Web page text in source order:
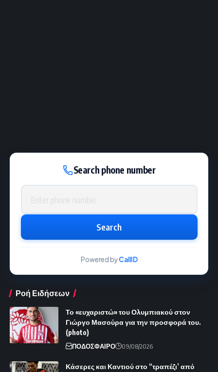
Search phone number
Phone number
Search
Powered byCallID
Ροή Ειδήσεων
Το «ευχαριστώ» του Ολυμπιακού στον
Γιώργο Μασούρα για την προσφορά του.
(photo)
ΠΟΔΟΣΦΑΙΡΟ 09/08/2026
Κάσερες και Καντιού στο “τραπέζι’ από